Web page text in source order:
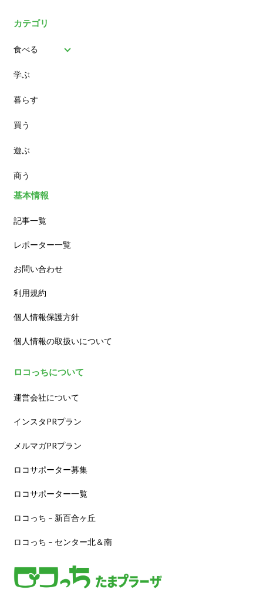
カテゴリ
食べる
パン
スイーツ
ランチ
カフェ
学ぶ
暮らす
買う
遊ぶ
商う
基本情報
記事一覧
レポーター一覧
お問い合わせ
利用規約
個人情報保護方針
個人情報の取扱いについて
ロコっちについて
運営会社について
インスタPRプラン
メルマガPRプラン
ロコサポーター募集
ロコサポーター一覧
ロコっち – 新百合ヶ丘
ロコっち – センター北＆南